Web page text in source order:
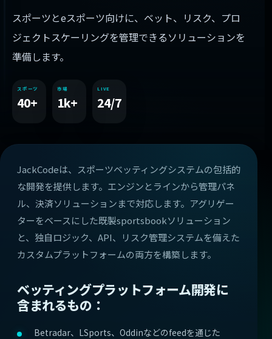
スポーツとeスポーツ向けに、ベット、リスク、プロ
ジェクトスケーリングを管理できるソリューションを
準備します。
スポーツ
40+
市場
1k+
LIVE
24/7
JackCodeは、スポーツベッティングシステムの包括的
な開発を提供します。エンジンとラインから管理パネ
ル、決済ソリューションまで対応します。アグリゲー
ターをベースにした既製sportsbookソリューション
と、独自ロジック、API、リスク管理システムを備えた
カスタムプラットフォームの両方を構築します。
ベッティングプラットフォーム開発に
含まれるもの：
Betradar、LSports、Oddinなどのfeedを通じた